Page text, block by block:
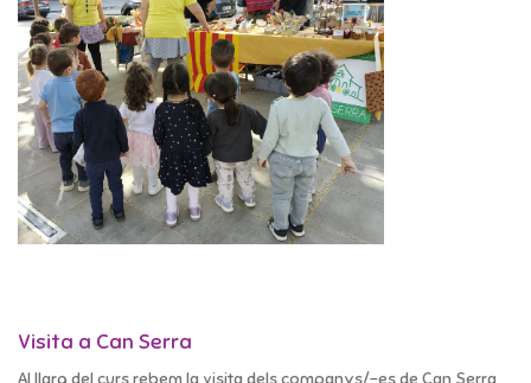
Visita a Can Serra
Al llarg del curs rebem la visita dels companys/-es de Can Serra